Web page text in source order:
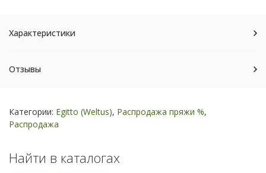
Характеристики
Отзывы
Категории: Egitto (Weltus), Распродажа пряжи %,
Распродажа
Найти в каталогах